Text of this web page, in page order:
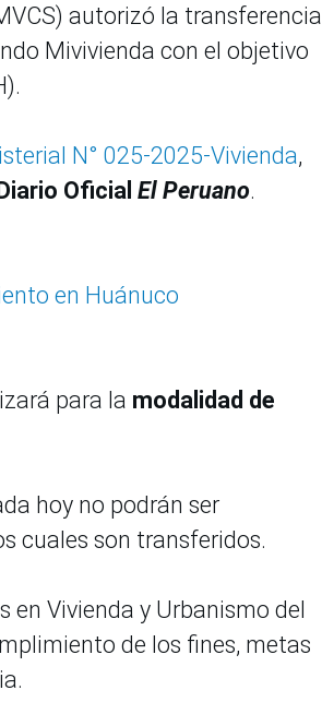
autorizó la transferencia
Mivivienda con el objetivo
N° 025-2025-Vivienda,
Oficial El Peruano.
en Huánuco
para la modalidad de
hoy no podrán ser
cuales son transferidos.
en Vivienda y Urbanismo del
de los fines, metas